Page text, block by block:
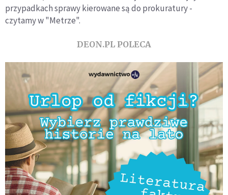
przypadkach sprawy kierowane są do prokuratury -
czytamy w "Metrze".
DEON.PL POLECA